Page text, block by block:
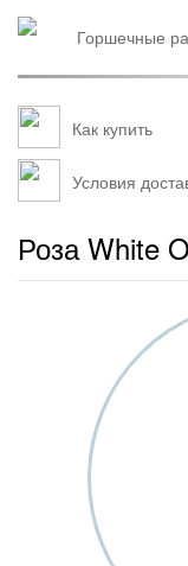
горшечные
Как купить
Условия
Роза White